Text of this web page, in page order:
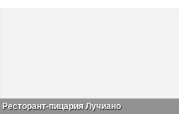
Ресторант-пицария Лучиано